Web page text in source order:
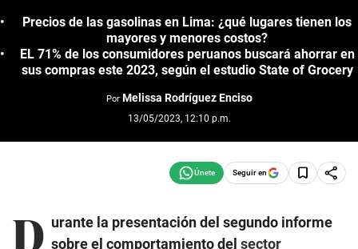
Precios de las gasolinas en Lima: ¿qué lugares tienen los
mayores y menores costos?
EL 71% de los consumidores peruanos buscará ahorrar en
sus compras este 2023, según el estudio State of Grocery
Por Melissa Rodríguez Enciso
13/05/2023, 12:10 p.m.
Seguir en
D urante la presentación del segundo informe
sobre el comportamiento del sector